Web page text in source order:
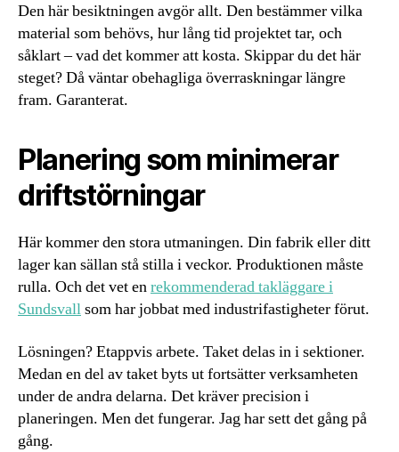
Den här besiktningen avgör allt. Den bestämmer vilka
material som behövs, hur lång tid projektet tar, och
såklart – vad det kommer att kosta. Skippar du det här
steget? Då väntar obehagliga överraskningar längre
fram. Garanterat.
Planering som minimerar
driftstörningar
Här kommer den stora utmaningen. Din fabrik eller ditt
lager kan sällan stå stilla i veckor. Produktionen måste
rulla. Och det vet enrekommenderad takläggare i
Sundsvallsom har jobbat med industrifastigheter förut.
Lösningen? Etappvis arbete. Taket delas in i sektioner.
Medan en del av taket byts ut fortsätter verksamheten
under de andra delarna. Det kräver precision i
planeringen. Men det fungerar. Jag har sett det gång på
gång.